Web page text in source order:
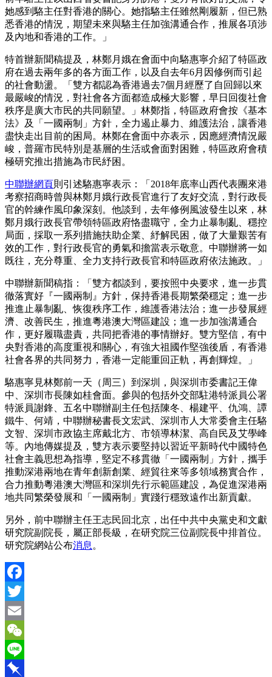
她感到駱主任對香港的關心。她指駱主任雖然剛履新，但已熟
悉香港的情況，期望未來與駱主任加強溝通合作，推展各項涉
及內地和香港的工作。」
特首辦新聞稿提及，林鄭月娥在會面中向駱惠寧介紹了特區政
府在過去兩年多的各方面工作，以及自去年6月因修例而引起
的社會動盪。「雙方都認為香港過去7個月經歷了自回歸以來
最嚴峻的情況，對社會各方面都造成極大影響，早日回復社會
秩序是廣大市民的共同願望。」林鄭指，特區政府會按《基本
法》及「一國兩制」方針，全力遏止暴力、維護法治，讓香港
盡快走出目前的困局。林鄭在會面中亦表示，因應經濟情況嚴
峻，普羅市民特別是基層的生活或會面對困難，特區政府會積
極研究推出措施為市民紓困。
中聯辦網頁則引述駱惠寧表示：「2018年底率山西代表團來港
考察招商時曾與林鄭月娥行政長官進行了友好交流，對行政長
官的幹練作風印象深刻。他談到，去年修例風波發生以來，林
鄭月娥行政長官帶領特區政府恪盡職守，全力止暴制亂、穩控
局面，採取一系列措施扶助企業、紓解民困，做了大量艱苦有
效的工作，對行政長官的勇氣和擔當表示敬意。中聯辦將一如
既往，充分尊重、全力支持行政長官和特區政府依法施政。」
中聯辦新聞稿指：「雙方都談到，要按照中央要求，進一步貫
徹落實好『一國兩制』方針，保持香港長期繁榮穩定；進一步
推進止暴制亂、恢復秩序工作，維護香港法治；進一步發展經
濟、改善民生，推進粵港澳大灣區建設；進一步加強溝通合
作，更好履職盡責，共同把香港的事情辦好。雙方堅信，有中
央對香港的高度重視和關心，有強大祖國作堅強後盾，有香港
社會各界的共同努力，香港一定能重回正軌，再創輝煌。」
駱惠寧見林鄭前一天（周三）到深圳，與深圳市委書記王偉
中、深圳市長陳如桂會面。參與的包括外交部駐港特派員公署
特派員謝鋒、五名中聯辦副主任包括陳冬、楊建平、仇鴻、譚
鐵牛、何靖，中聯辦秘書長文宏武、深圳市人大常委會主任駱
文智、深圳市政協主席戴北方、市領導林潔、高自民及艾學峰
等。內地傳媒提及，雙方表示要堅持以習近平新時代中國特色
社會主義思想為指導，堅定不移貫徹「一國兩制」方針，攜手
推動深港兩地在青年創新創業、經貿往來等多領域務實合作，
合力推動粵港澳大灣區和深圳先行示範區建設，為促進深港兩
地共同繁榮發展和「一國兩制」實踐行穩致遠作出新貢獻。
另外，前中聯辦主任王志民回北京，出任中共中央黨史和文獻
研究院副院長，屬正部長級，在研究院三位副院長中排首位。
研究院網站公布消息 。
Facebook
Twitter
Email
WeChat
Line